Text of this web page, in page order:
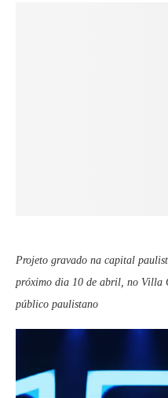
Projeto gravado na capital
próximo dia 10 de abril, no Villa
público paulistano